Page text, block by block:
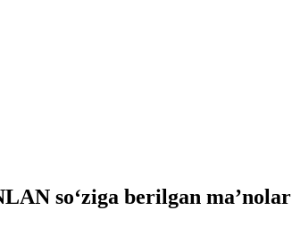
so‘ziga berilgan ma’nolar